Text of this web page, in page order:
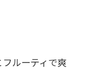
ルーティで爽